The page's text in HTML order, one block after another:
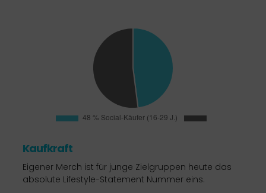
Kaufkraft
Eigener Merch ist für junge Zielgruppen heute das
absolute Lifestyle-Statement Nummer eins.